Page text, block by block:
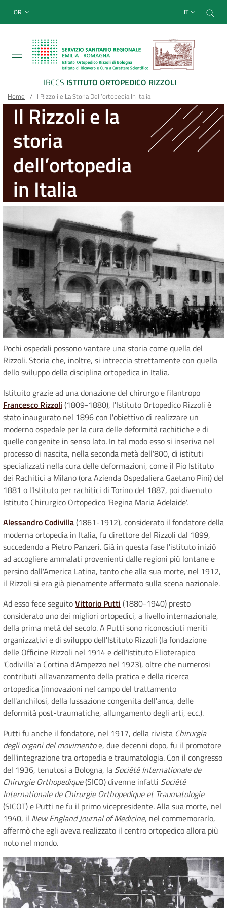
Sito Web Istituto
menu top-bar
IOR IT
IRCCS ISTITUTO ORTOPEDICO RIZZOLI
Main container
Briciole
di
pane
Home / Il Rizzoli e La Storia Dell’ortopedia In Italia
Il Rizzoli e la
storia
dell’ortopedia
in Italia
Pochi ospedali possono vantare una storia come quella del
Rizzoli. Storia che, inoltre, si intreccia strettamente con quella
dello sviluppo della disciplina ortopedica in Italia.
Istituito grazie ad una donazione del chirurgo e filantropo
Francesco Rizzoli (1809-1880), l'Istituto Ortopedico Rizzoli è
stato inaugurato nel 1896 con l'obiettivo di realizzare un
moderno ospedale per la cura delle deformità rachitiche e di
quelle congenite in senso lato. In tal modo esso si inseriva nel
processo di nascita, nella seconda metà dell'800, di istituti
specializzati nella cura delle deformazioni, come il Pio Istituto
dei Rachitici a Milano (ora Azienda Ospedaliera Gaetano Pini) del
1881 o l'Istituto per rachitici di Torino del 1887, poi divenuto
Istituto Chirurgico Ortopedico 'Regina Maria Adelaide'.
Alessandro Codivilla(1861-1912), considerato il fondatore della
moderna ortopedia in Italia, fu direttore del Rizzoli dal 1899,
succedendo a Pietro Panzeri. Già in questa fase l'istituto iniziò
ad accogliere ammalati provenienti dalle regioni più lontane e
persino dall'America Latina, tanto che alla sua morte, nel 1912,
il Rizzoli si era già pienamente affermato sulla scena nazionale.
Ad esso fece seguitoVittorio Putti (1880-1940) presto
considerato uno dei migliori ortopedici, a livello internazionale,
della prima metà del secolo. A Putti sono riconosciuti meriti
organizzativi e di sviluppo dell'Istituto Rizzoli (la fondazione
delle Officine Rizzoli nel 1914 e dell'Istituto Elioterapico
'Codivilla' a Cortina d'Ampezzo nel 1923), oltre che numerosi
contributi all'avanzamento della pratica e della ricerca
ortopedica (innovazioni nel campo del trattamento
dell'anchilosi, della lussazione congenita dell'anca, delle
deformità post-traumatiche, allungamento degli arti, ecc.).
Putti fu anche il fondatore, nel 1917, della rivista Chirurgia
degli organi del movimentoe, due decenni dopo, fu il promotore
dell'integrazione tra ortopedia e traumatologia. Con il congresso
del 1936, tenutosi a Bologna, la Société Internationale de
Chirurgie Orthopedique(SICO) divenne infatti Société
Internationale de Chirurgie Orthopedique et Traumatologie
(SICOT) e Putti ne fu il primo vicepresidente. Alla sua morte, nel
1940, il New England Journal of Medicine, nel commemorarlo,
affermò che egli aveva realizzato il centro ortopedico allora più
noto nel mondo.